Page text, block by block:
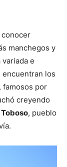
conocer
manchegos y
e
encuentran los
, famosos por
creyendo
Toboso, pueblo